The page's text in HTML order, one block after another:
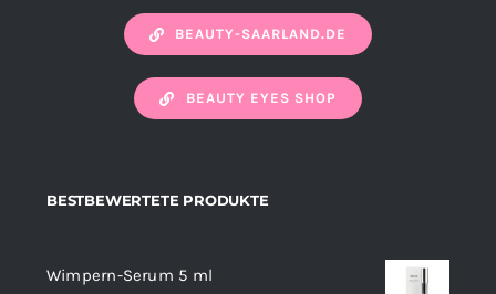
BEAUTY-SAARLAND.DE
BEAUTY EYES SHOP
BESTBEWERTETE PRODUKTE
Wimpern-Serum 5 ml